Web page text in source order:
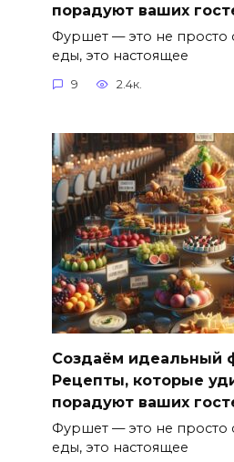
порадуют ваших
Фуршет — это не просто
еды, это настоящее
9 2.4к.
Создаём идеальный
Рецепты, которые
порадуют ваших
Фуршет — это не просто
еды, это настоящее